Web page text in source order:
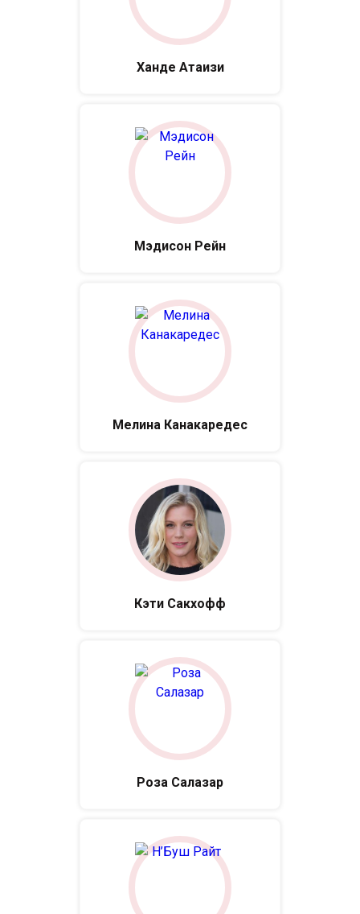
Ханде Атаизи
Мэдисон Рейн
Мелина Канакаредес
Кэти Сакхофф
Роза Салазар